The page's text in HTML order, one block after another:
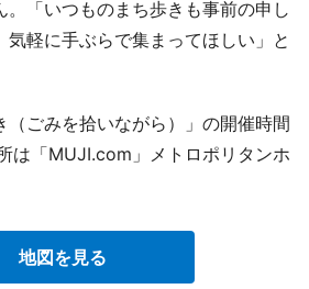
。「いつものまち歩きも事前の申し
軽に手ぶらで集まってほしい」と
ごみを拾いながら）」の開催時間
は「MUJI.com」メトロポリタンホ
地図を見る